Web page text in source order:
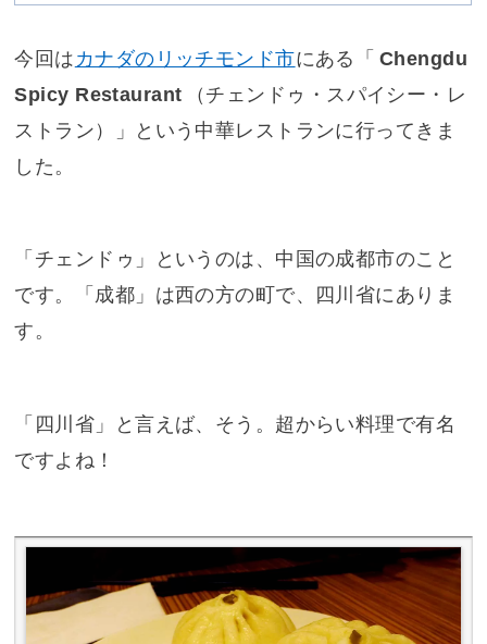
今回は カナダのリッチモンド市にある「 Chengdu
Spicy Restaurant
（チェンドゥ・スパイシー・レ
ストラン）」という中華レストランに行ってきま
した。
「チェンドゥ」というのは、中国の成都市のこと
です。「成都」は西の方の町で、四川省にありま
す。
「四川省」と言えば、そう。超からい料理で有名
ですよね！